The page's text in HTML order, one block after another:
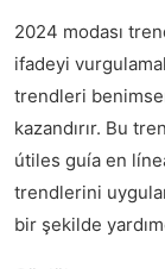
2024 modası
ifadeyi
trendleri
kazandırır. Bu
útiles guía en
trendlerini
bir şekilde